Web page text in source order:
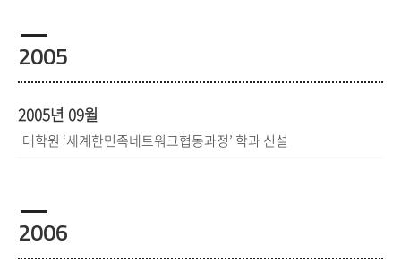
2005
2005년 09월
대학원 ‘세계한민족네트워크협동과정’ 학과 신설
2006